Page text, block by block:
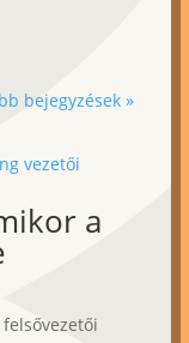
bejegyzések »
a